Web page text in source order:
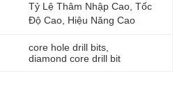
Tỷ Lệ Thâm Nhập Cao, Tốc
Độ Cao, Hiệu Năng Cao
core hole drill bits
diamond core drill bit